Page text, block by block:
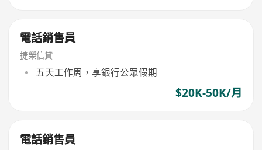
電話銷售員
捷榮信貸
五天工作周，享銀行公眾假期
$20K-50K/月
電話銷售員